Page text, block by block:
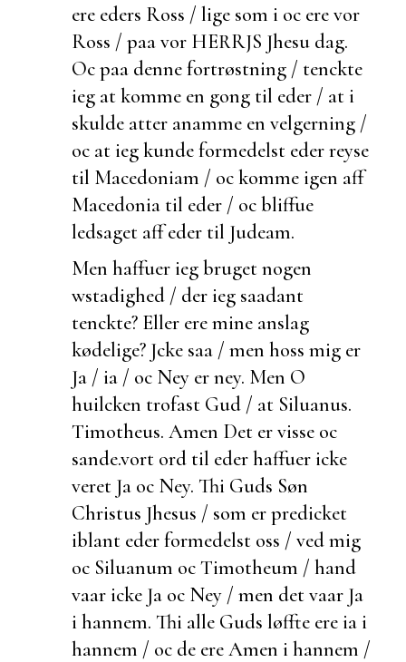
ere eders Ross / lige som i oc ere vor
Ross / paa vor HERRJS Jhesu dag.
Oc paa denne fortrøstning / tenckte
ieg at komme en gong til eder / at i
skulde atter anamme en velgerning /
oc at ieg kunde formedelst eder reyse
til Macedoniam / oc komme igen aff
Macedonia til eder / oc bliffue
ledsaget aff eder til Judeam.
Men haffuer ieg bruget nogen
wstadighed / der ieg saadant
tenckte? Eller ere mine anslag
kødelige? Jcke saa / men hoss mig er
Ja / ia / oc Ney er ney. Men O
huilcken trofast Gud / at Siluanus.
Timotheus. Amen Det er visse oc
sande.vort ord til eder haffuer icke
veret Ja oc Ney. Thi Guds Søn
Christus Jhesus / som er predicket
iblant eder formedelst oss / ved mig
oc Siluanum oc Timotheum / hand
vaar icke Ja oc Ney / men det vaar Ja
i hannem. Thi alle Guds løffte ere ia i
hannem / oc de ere Amen i hannem /